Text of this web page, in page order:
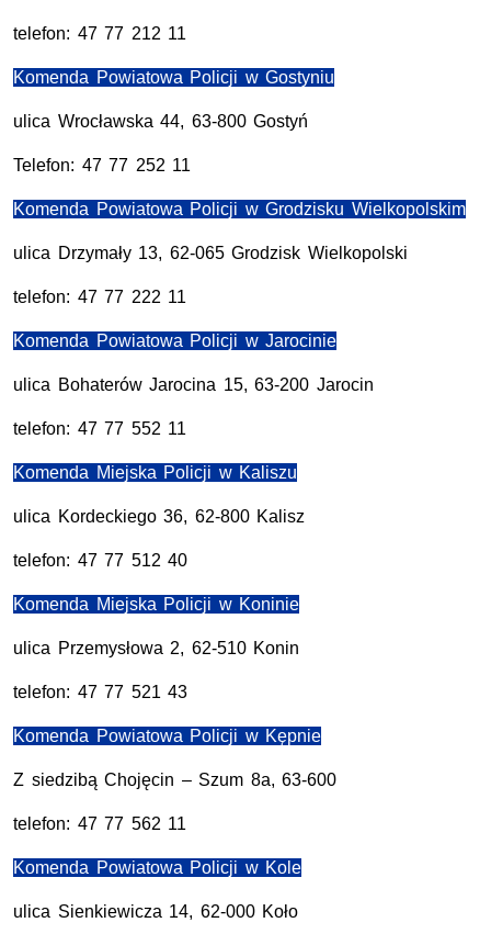
telefon: 47 77 212 11
Komenda Powiatowa Policji w Gostyniu
ulica Wrocławska 44, 63-800 Gostyń
Telefon: 47 77 252 11
Komenda Powiatowa Policji w Grodzisku Wielkopolskim
ulica Drzymały 13, 62-065 Grodzisk Wielkopolski
telefon: 47 77 222 11
Komenda Powiatowa Policji w Jarocinie
ulica Bohaterów Jarocina 15, 63-200 Jarocin
telefon: 47 77 552 11
Komenda Miejska Policji w Kaliszu
ulica Kordeckiego 36, 62-800 Kalisz
telefon: 47 77 512 40
Komenda Miejska Policji w Koninie
ulica Przemysłowa 2, 62-510 Konin
telefon: 47 77 521 43
Komenda Powiatowa Policji w Kępnie
Z siedzibą Chojęcin – Szum 8a, 63-600
telefon: 47 77 562 11
Komenda Powiatowa Policji w Kole
ulica Sienkiewicza 14, 62-000 Koło